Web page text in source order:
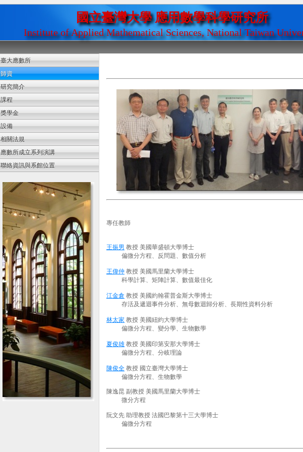
國立臺灣大學 應用數學科學研究所
Institute of Applied Mathematical Sciences, National Taiwan
臺大應數所
師資
研究簡介
課程
獎學金
設備
相關法規
應數所成立系列演講
聯絡資訊與系館位置
專任教師
王振男 教授 美國華盛頓大學博士
偏微分方程、反問題、數值分析
王偉仲 教授 美國馬里蘭大學博士
科學計算、矩陣計算、數值最佳化
江金倉 教授 美國約翰霍普金斯大學博士
存活及遞迴事件分析、無母數迴歸分析、長期性資料分析
林太家 教授 美國紐約大學博士
偏微分方程、變分學、生物數學
夏俊雄 教授 美國印第安那大學博士
偏微分方程、分岐理論
陳俊全 教授 國立臺灣大學博士
偏微分方程、生物數學
陳逸昆 副教授 美國馬里蘭大學博士
微分方程
阮文先 助理教授 法國巴黎第十三大學博士
偏微分方程